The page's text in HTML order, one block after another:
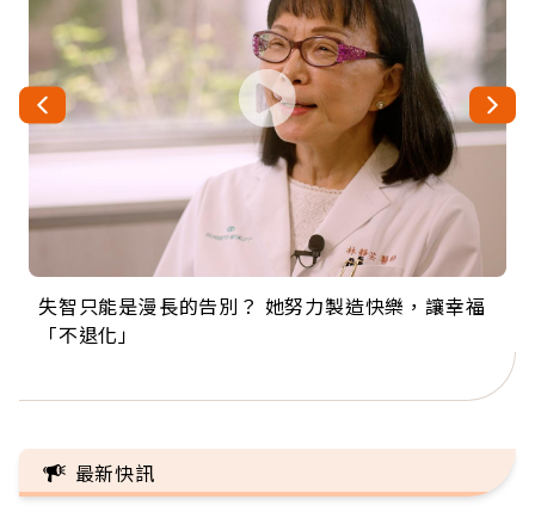
失智只能是漫長的告別？ 她努力製造快樂，讓幸福
「不退化」
來自剛果的巧克力神父 為台灣奉獻36年 「台灣是我
的家，我連作夢都講台語！」
63歲卸矽谷副總、搬回台灣找快樂！「蛋黃哥小
丑」走進安養院，逗樂上萬爺奶：退休後才開始真
104歲打破金氏世界紀錄 成為全球最年長羽球選
手，分享長壽的秘密原來是「這個」
事業巔峰他選擇追夢…黑手阿伯拉小提琴還登上小
巨蛋！連CNN都大讚！
最新快訊